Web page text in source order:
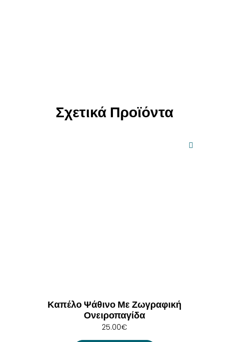
Σχετικά Προϊόντα
Καπέλο Ψάθινο Με Ζωγραφική
Ονειροπαγίδα
25.00€